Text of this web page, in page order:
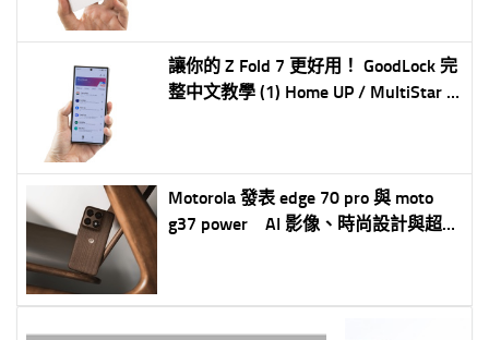
讓你的 Z Fold 7 更好用！ GoodLock 完
整中文教學 (1) Home UP / MultiStar /
Motorola 發表 edge 70 pro 與 moto
g37 power AI 影像、時尚設計與超長